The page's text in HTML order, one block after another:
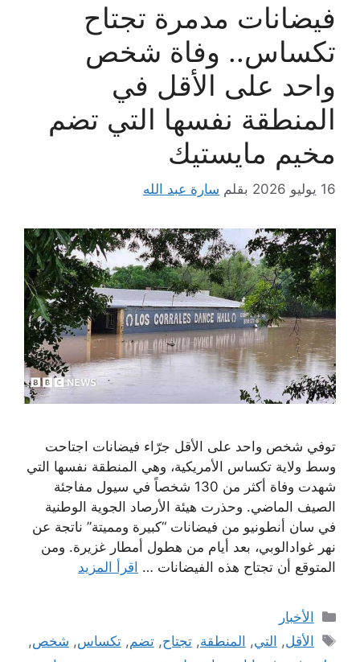
فيضانات مدمرة تجتاح
تكساس.. وفاة شخص
واحد على الأقل في
المنطقة نفسها التي تضم
مخيم مايستيك
16 يوليو 2026 بقلم سارة عبد الله
توفي شخص واحد على الأقل جرّاء فيضانات اجتاحت
وسط ولاية تكساس الأمريكية، وهي المنطقة نفسها التي
شهدت وفاة أكثر من 130 شخصاً في سيول مفاجئة
الصيف الماضي. وحذرت هيئة الأرصاد الجوية الوطنية
في سان أنطونيو من فيضانات “كبيرة ومميتة” ناتجة عن
نهر غوادالوبي، بعد أيام من هطول أمطار غزيرة. ومن
المتوقع أن تجتاح هذه الفيضانات … اقرأ المزيد
التصنيفات
الأخبار
الوسوم
الأقل, التي, المنطقة,تجتاح,تضم,تكساس, شخص,